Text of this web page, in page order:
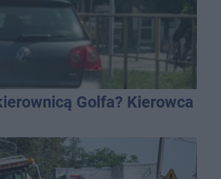
Golfa? Kierowca